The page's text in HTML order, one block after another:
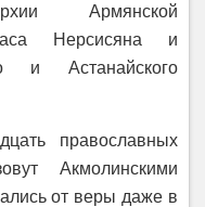
Армянской
Нерсисяна и
и Астанайского
православных
Акмолинскими
от веры даже в